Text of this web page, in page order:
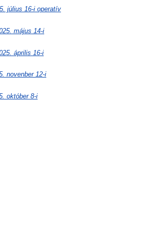
július 16-i operatív
május 14-i
április 16-i
novenber 12-i
október 8-i